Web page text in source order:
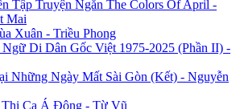
Tập Truyện Ngắn The Colors Of April -
Mai
Xuân - Triều Phong
Di Dân Gốc Việt 1975-2025 (Phần II) -
Những Ngày Mất Sài Gòn (Kết) - Nguyễn
Ca Á Đông - Từ Vũ